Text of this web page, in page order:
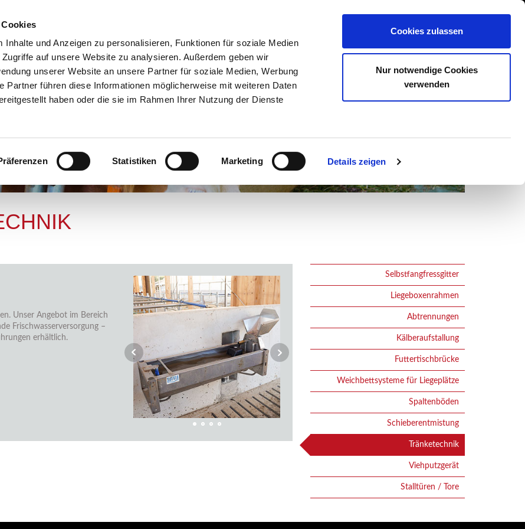
Inhalte und Anzeigen zu personalisieren, Funktionen für soziale Medien
auf unsere Website zu analysieren. Außerdem geben wir
unserer Website an unsere Partner für soziale Medien, Werbung
Partner führen diese Informationen möglicherweise mit weiteren Daten
haben oder die sie im Rahmen Ihrer Nutzung der Dienste
Statistiken Marketing Details zeigen
Cookies zulassen
Nur notwendige Cookies
verwenden
Home Produkte Unternehmen Referenzen Kontakt
Selbstfangfressgitter
Liegeboxenrahmen
Abtrennungen
Kälberaufstallung
Futtertischbrücke
Weichbettsysteme für Liegeplätze
Spaltenböden
Schieberentmistung
Tränketechnik
Viehputzgerät
Stalltüren / Tore
Unser Angebot im Bereich
Frischwasserversorgung –
erhältlich.